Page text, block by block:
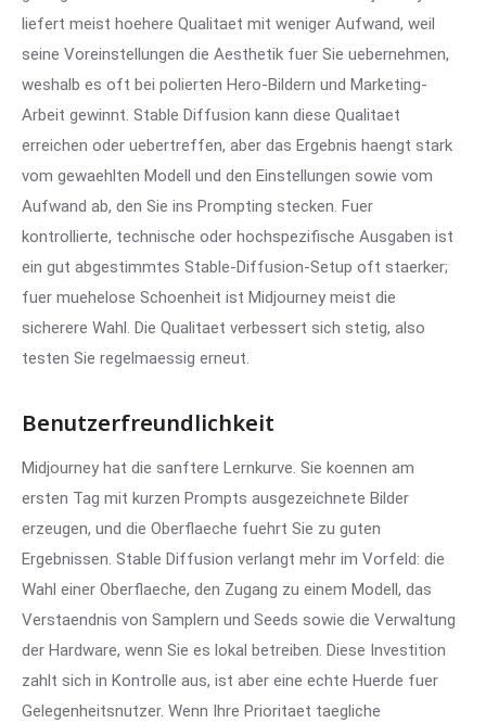
liefert meist hoehere Qualitaet mit weniger Aufwand, weil
seine Voreinstellungen die Aesthetik fuer Sie uebernehmen,
weshalb es oft bei polierten Hero-Bildern und Marketing-
Arbeit gewinnt. Stable Diffusion kann diese Qualitaet
erreichen oder uebertreffen, aber das Ergebnis haengt stark
vom gewaehlten Modell und den Einstellungen sowie vom
Aufwand ab, den Sie ins Prompting stecken. Fuer
kontrollierte, technische oder hochspezifische Ausgaben ist
ein gut abgestimmtes Stable-Diffusion-Setup oft staerker;
fuer muehelose Schoenheit ist Midjourney meist die
sicherere Wahl. Die Qualitaet verbessert sich stetig, also
testen Sie regelmaessig erneut.
Benutzerfreundlichkeit
Midjourney hat die sanftere Lernkurve. Sie koennen am
ersten Tag mit kurzen Prompts ausgezeichnete Bilder
erzeugen, und die Oberflaeche fuehrt Sie zu guten
Ergebnissen. Stable Diffusion verlangt mehr im Vorfeld: die
Wahl einer Oberflaeche, den Zugang zu einem Modell, das
Verstaendnis von Samplern und Seeds sowie die Verwaltung
der Hardware, wenn Sie es lokal betreiben. Diese Investition
zahlt sich in Kontrolle aus, ist aber eine echte Huerde fuer
Gelegenheitsnutzer. Wenn Ihre Prioritaet taegliche